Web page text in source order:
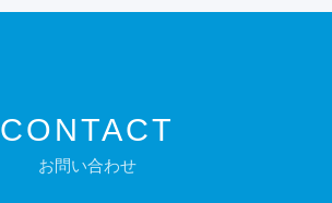
CONTACT
お問い合わせ